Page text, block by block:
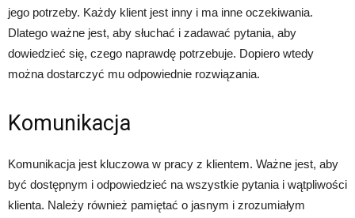
jego potrzeby. Każdy klient jest inny i ma inne oczekiwania.
Dlatego ważne jest, aby słuchać i zadawać pytania, aby
dowiedzieć się, czego naprawdę potrzebuje. Dopiero wtedy
można dostarczyć mu odpowiednie rozwiązania.
Komunikacja
Komunikacja jest kluczowa w pracy z klientem. Ważne jest, aby
być dostępnym i odpowiedzieć na wszystkie pytania i wątpliwości
klienta. Należy również pamiętać o jasnym i zrozumiałym